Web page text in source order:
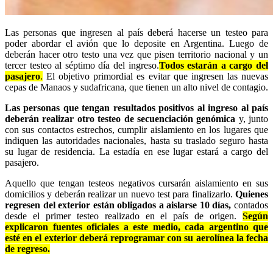
Las personas que ingresen al país deberá hacerse un testeo para
poder abordar el avión que lo deposite en Argentina. Luego de
deberán hacer otro testo una vez que pisen territorio nacional y un
tercer testeo al séptimo día del ingreso.Todos estarán a cargo del
pasajero. El objetivo primordial es evitar que ingresen las nuevas
cepas de Manaos y sudafricana, que tienen un alto nivel de contagio.
Las personas que tengan resultados positivos al ingreso al país
deberán realizar otro testeo de secuenciación genómica y, junto
con sus contactos estrechos, cumplir aislamiento en los lugares que
indiquen las autoridades nacionales, hasta su traslado seguro hasta
su lugar de residencia. La estadía en ese lugar estará a cargo del
pasajero.
Aquello que tengan testeos negativos cursarán aislamiento en sus
domicilios y deberán realizar un nuevo test para finalizarlo. Quienes
regresen del exterior están obligados a aislarse 10 días, contados
desde el primer testeo realizado en el país de origen. Según
explicaron fuentes oficiales a este medio, cada argentino que
esté en el exterior deberá reprogramar con su aerolínea la fecha
de regreso.